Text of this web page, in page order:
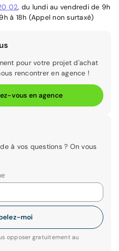
02, du lundi au vendredi de 9h
à 18h (Appel non surtaxé)
pour votre projet d'achat
rencontrer en agence !
vous en agence
à vos questions ? On vous
moi
opposer gratuitement au